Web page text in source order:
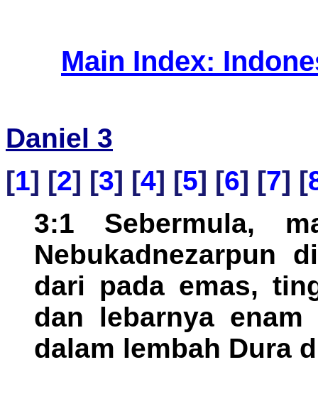
Main Index:
Daniel 3
[1] [2] [3] [4] [5] [6] [7] [
3:1 Sebermula,
Nebukadnezarpun
dari pada emas,
dan lebarnya
dalam lembah Dura